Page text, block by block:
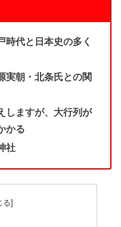
時代と日本史の多く
実朝・北条氏との関
しますが、大行列が
かる
社